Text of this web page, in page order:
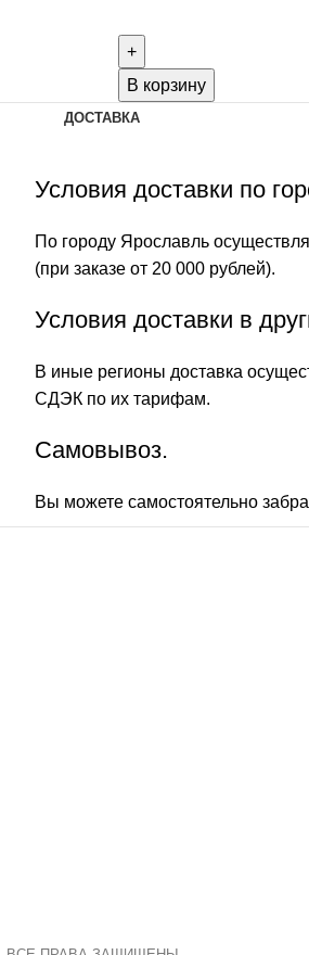
В корзину
ДОСТАВКА
Условия доставки по
По городу Ярославль
(при заказе от 20 000 рублей).
Условия доставки в
В иные регионы доставка
СДЭК по их тарифам.
Самовывоз.
Вы можете самостоятельно